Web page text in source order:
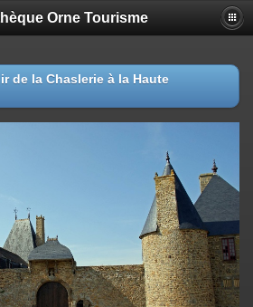
Orne Tourisme
de la Chaslerie à la Haute